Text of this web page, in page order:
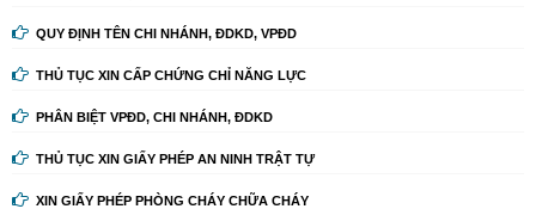
QUY ĐỊNH TÊN CHI NHÁNH, ĐDKD, VPĐD
THỦ TỤC XIN CẤP CHỨNG CHỈ NĂNG LỰC
PHÂN BIỆT VPĐD, CHI NHÁNH, ĐDKD
THỦ TỤC XIN GIẤY PHÉP AN NINH TRẬT TỰ
XIN GIẤY PHÉP PHÒNG CHÁY CHỮA CHÁY